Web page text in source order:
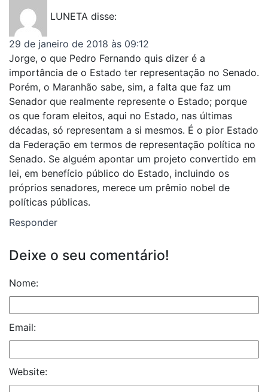
LUNETA disse:
29 de janeiro de 2018 às 09:12
Jorge, o que Pedro Fernando quis dizer é a
importância de o Estado ter representação no Senado.
Porém, o Maranhão sabe, sim, a falta que faz um
Senador que realmente represente o Estado; porque
os que foram eleitos, aqui no Estado, nas últimas
décadas, só representam a si mesmos. É o pior Estado
da Federação em termos de representação política no
Senado. Se alguém apontar um projeto convertido em
lei, em benefício público do Estado, incluindo os
próprios senadores, merece um prêmio nobel de
políticas públicas.
Responder
Deixe o seu comentário!
Nome:
Email:
Website: